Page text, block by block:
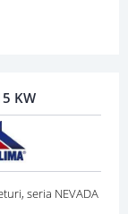
KW
seria NEVADA